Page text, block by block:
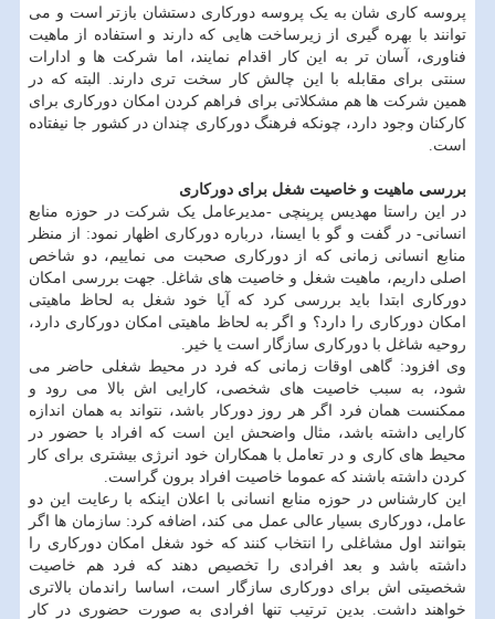
پروسه کاری شان به یک پروسه دورکاری دستشان بازتر است و می
توانند با بهره گیری از زیرساخت هایی که دارند و استفاده از ماهیت
فناوری، آسان تر به این کار اقدام نمایند، اما شرکت ها و ادارات
سنتی برای مقابله با این چالش کار سخت تری دارند. البته که در
همین شرکت ها هم مشکلاتی برای فراهم کردن امکان دورکاری برای
کارکنان وجود دارد، چونکه فرهنگ دورکاری چندان در کشور جا نیفتاده
است.
بررسی ماهیت و خاصیت شغل برای دورکاری
در این راستا مهدیس پرپنچی -مدیرعامل یک شرکت در حوزه منابع
انسانی- در گفت و گو با ایسنا، درباره دورکاری اظهار نمود: از منظر
منابع انسانی زمانی که از دورکاری صحبت می نماییم، دو شاخص
اصلی داریم، ماهیت شغل و خاصیت های شاغل. جهت بررسی امکان
دورکاری ابتدا باید بررسی کرد که آیا خود شغل به لحاظ ماهیتی
امکان دورکاری را دارد؟ و اگر به لحاظ ماهیتی امکان دورکاری دارد،
روحیه شاغل با دورکاری سازگار است یا خیر.
وی افزود: گاهی اوقات زمانی که فرد در محیط شغلی حاضر می
شود، به سبب خاصیت های شخصی، کارایی اش بالا می رود و
ممکنست همان فرد اگر هر روز دورکار باشد، نتواند به همان اندازه
کارایی داشته باشد، مثال واضحش این است که افراد با حضور در
محیط های کاری و در تعامل با همکاران خود انرژی بیشتری برای کار
کردن داشته باشند که عموما خاصیت افراد برون گراست.
این کارشناس در حوزه منابع انسانی با اعلان اینکه با رعایت این دو
عامل، دورکاری بسیار عالی عمل می کند، اضافه کرد: سازمان ها اگر
بتوانند اول مشاغلی را انتخاب کنند که خود شغل امکان دورکاری را
داشته باشد و بعد افرادی را تخصیص دهند که فرد هم خاصیت
شخصیتی اش برای دورکاری سازگار است، اساسا راندمان بالاتری
خواهند داشت. بدین ترتیب تنها افرادی به صورت حضوری در کار